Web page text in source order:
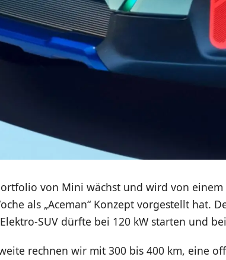
von Mini wächst und wird von einem
als „Aceman“ Konzept vorgestellt hat.
SUV dürfte bei 120 kW starten und
rechnen wir mit 300 bis 400 km, eine